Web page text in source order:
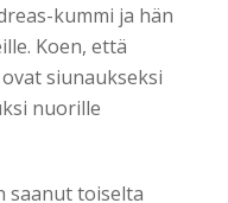
kummi ja hän
Koen, että
siunaukseksi
nuorille
saanut toiselta